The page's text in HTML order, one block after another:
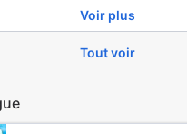
Voir plus
Tout voir